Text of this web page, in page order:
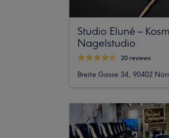
Studio Eluné –
Nagelstudio
20 reviews
Breite Gasse 34, 90402